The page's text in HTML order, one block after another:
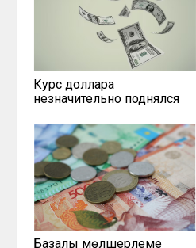
Курс доллара
незначительно поднялся
Базалық мөлшерлеме